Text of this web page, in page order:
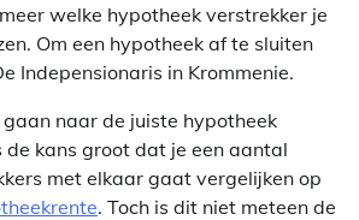
welke hypotheek verstrekker je
Om een hypotheek af te sluiten
Indepensionaris in Krommenie.
naar de juiste hypotheek
de kans groot dat je een aantal
met elkaar gaat vergelijken op
. Toch is dit niet meteen de